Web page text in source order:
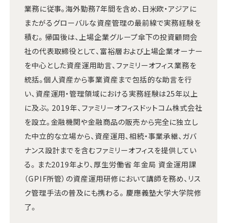
業務に従事。海外勤務7年間を含め、日米欧・アジアに
またがるグローバルな資産管理の最前線で実務経験を
積む。 帰国後は、上場企業グループ傘下の投資顧問会
社の代表取締役として、富裕層および上場企業オーナー
を中心とした資産運用助言、ファミリーオフィス業務を
統括。個人資産から事業資産まで包括的な助言を行
い、資産運用・管理領域における実務経験は25年以上
に及ぶ。 2019年、ファミリーオフィスドットコム株式会社
を設立。金融機関や金融商品の販売から完全に独立し
た中立的な立場から、資産運用、相続・事業承継、ガバ
ナンス設計までを含むファミリーオフィスを提供してい
る。 また2019年より、厚生労働省 年金局 資金運用課
（GPIF所管）の資産運用研修において講師を務め、リス
ク管理手法の普及にも携わる。 慶應義塾大学大学院修
了。